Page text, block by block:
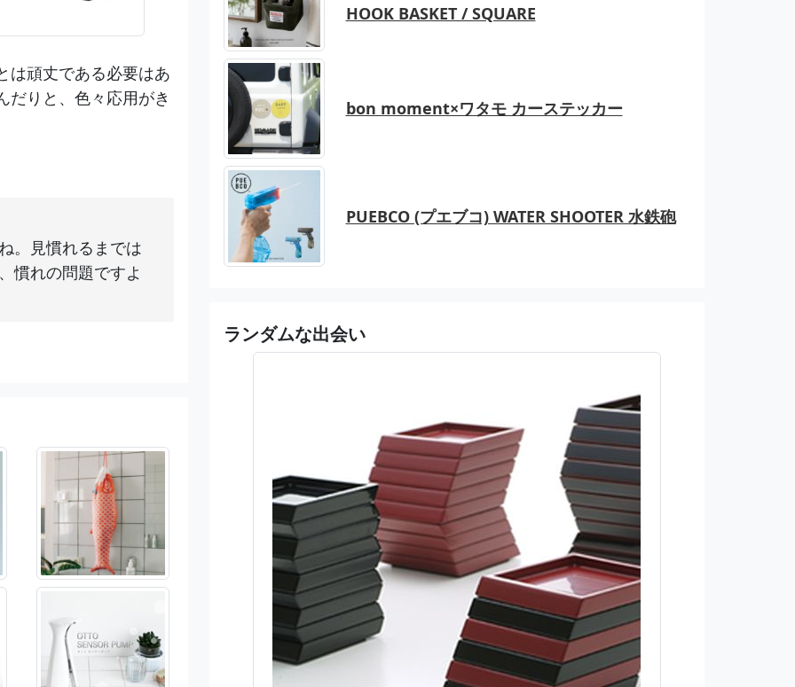
は頑丈である必要はあ
だりと、色々応用がき
。見慣れるまでは
慣れの問題ですよ
HOOK BASKET / SQUARE
bon moment×ワタモ カーステッカー
PUEBCO (プエブコ) WATER SHOOTER 水鉄砲
ランダムな出会い